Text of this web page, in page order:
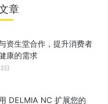
章
资生堂合作，提升消费者
康的需求
日
DELMIA NC 扩展您的